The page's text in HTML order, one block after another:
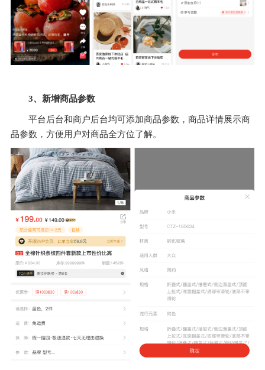
3、新增商品参数
平台后台和商户后台均可添加商品参数，商品详情展示商
品参数，方便用户对商品全方位了解。